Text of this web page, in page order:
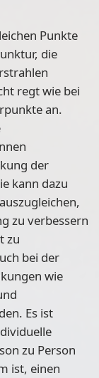
Punkte
die
regt wie bei
an.
der
kann dazu
zu verbessern
zu
bei der
wie
Es ist
zu Person
ist, einen